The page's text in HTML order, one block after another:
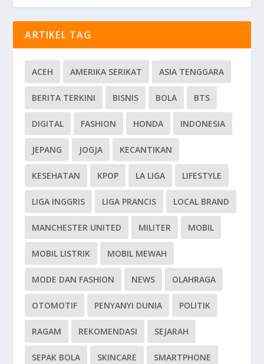
ARTIKEL TAG
ACEH AMERIKA SERIKAT ASIA TENGGARA
BERITA TERKINI BISNIS BOLA BTS
DIGITAL FASHION HONDA INDONESIA
JEPANG JOGJA KECANTIKAN
KESEHATAN KPOP LA LIGA LIFESTYLE
LIGA INGGRIS LIGA PRANCIS LOCAL BRAND
MANCHESTER UNITED MILITER MOBIL
MOBIL LISTRIK MOBIL MEWAH
MODE DAN FASHION NEWS OLAHRAGA
OTOMOTIF PENYANYI DUNIA POLITIK
RAGAM REKOMENDASI SEJARAH
SEPAK BOLA SKINCARE SMARTPHONE